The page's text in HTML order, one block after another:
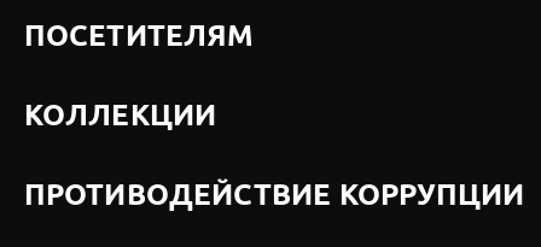
ПОСЕТИТЕЛЯМ
КОЛЛЕКЦИИ
ПРОТИВОДЕЙСТВИЕ КОРРУПЦИИ